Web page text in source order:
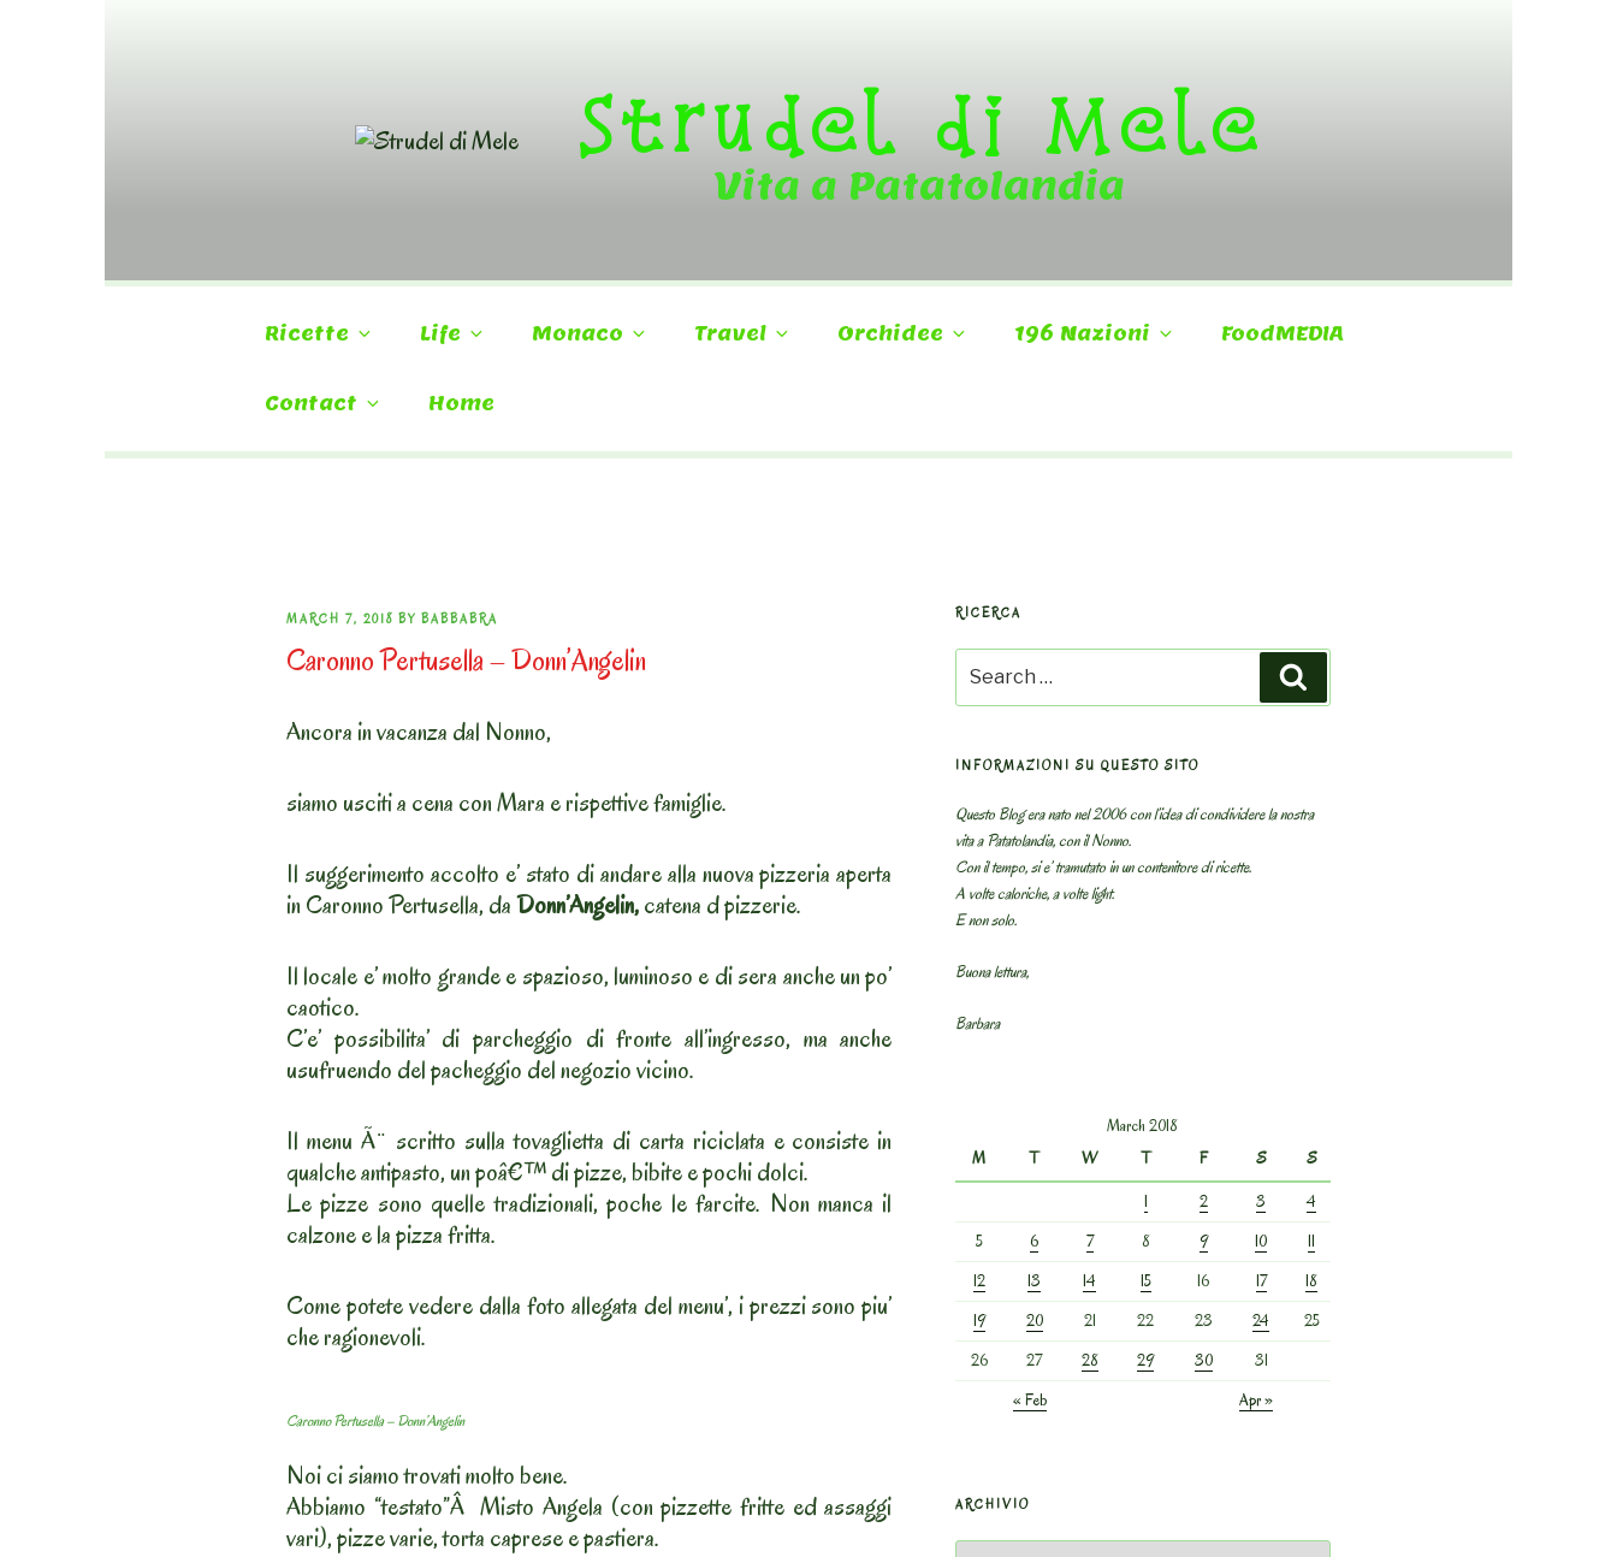
Strudel di Mele
Vita a Patatolandia
Ricette Life Monaco Travel Orchidee 196 Nazioni FoodMEDIA
Contact Home
POSTED
ON
MARCH 7, 2018 BY BABBABRA
Caronno Pertusella – Donn’Angelin
Ancora in vacanza dal Nonno,
siamo usciti a cena con Mara e rispettive famiglie.
Il suggerimento accolto e’ stato di andare alla nuova pizzeria aperta
in Caronno Pertusella, daDonn’Angelin,catena d pizzerie.
Il locale e’ molto grande e spazioso, luminoso e di sera anche un po’
caotico.
C’e’ possibilita’ di parcheggio di fronte all’ingresso, ma anche
usufruendo del pacheggio del negozio vicino.
Il menu Ã¨ scritto sulla tovaglietta di carta riciclata e consiste in
qualche antipasto, un poâ€™ di pizze, bibite e pochi dolci.
Le pizze sono quelle tradizionali, poche le farcite. Non manca il
calzone e la pizza fritta.
Come potete vedere dalla foto allegata del menu’, i prezzi sono piu’
che ragionevoli.
Caronno Pertusella – Donn’Angelin
Noi ci siamo trovati molto bene.
Abbiamo “testato”Â Misto Angela (con pizzette fritte ed assaggi
vari), pizze varie, torta caprese e pastiera.
RICERCA
for:
INFORMAZIONI SU QUESTO SITO
Questo Blog era nato nel 2006 con l’idea di condividere la nostra
vita a Patatolandia, con il Nonno.
Con il tempo, si e’ tramutato in un contenitore di ricette.
A volte caloriche, a volte light.
E non solo.
Buona lettura,
Barbara
March 2018
M
T W T F S
S
1
2 3
4
5
6 7 8 9 10
11
12
13 14 15 16 17
18
19
20 21 22 23 24
25
26
27 28 29 30
31
« Feb
Apr »
ARCHIVIO